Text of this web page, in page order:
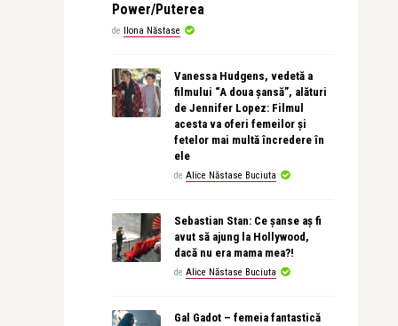
Power/Puterea
de Ilona Năstase
Vanessa Hudgens, vedetă a
filmului “A doua șansă”, alături
de Jennifer Lopez: Filmul
acesta va oferi femeilor și
fetelor mai multă încredere în
ele
de Alice Năstase Buciuta
Sebastian Stan: Ce șanse aș fi
avut să ajung la Hollywood,
dacă nu era mama mea?!
de Alice Năstase Buciuta
Gal Gadot – femeia fantastică